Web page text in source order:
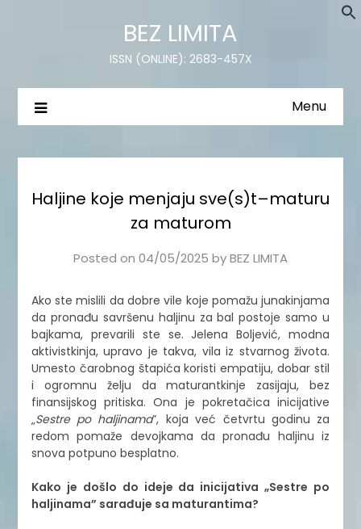
BEZ LIMITA
ISSN (ONLINE): 2683-457X
Menu
Haljine koje menjaju sve(s)t–maturu
za maturom
Posted on 04/05/2025 byBEZ LIMITA
Ako ste mislili da dobre vile koje pomažu junakinjama
da pronađu savršenu haljinu za bal postoje samo u
bajkama, prevarili ste se. Jelena Boljević, modna
aktivistkinja, upravo je takva, vila iz stvarnog života.
Umesto čarobnog štapića koristi empatiju, dobar stil
i ogromnu želju da maturantkinje zasijaju, bez
finansijskog pritiska. Ona je pokretačica inicijative
„Sestre po haljinama”, koja već četvrtu godinu za
redom pomaže devojkama da pronađu haljinu iz
snova potpuno besplatno.
Kako je došlo do ideje da inicijativa „Sestre po
haljinama” sarađuje sa maturantima?